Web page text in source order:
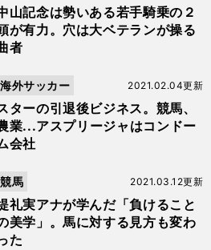
山記念は勢いある若手騎乗の２
が有力。穴は大ベテランが操る
者
ターの引退後ビジネス。競馬、
業...アスプリージャはコンドー
会社
2021.02.04更新
海外サッカー
礼実アナが学んだ「負けること
美学」。馬に対する見方も変わ
た
2021.03.12更新
競馬